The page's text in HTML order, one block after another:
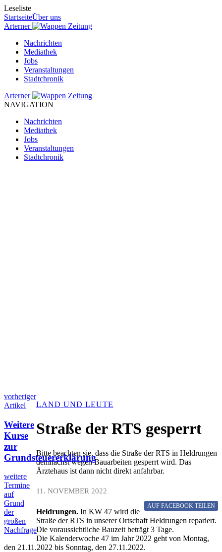
Leseliste
StartseiteÜber uns
Arterner
Zeitung
Nachrichten
Mediathek
Jobs
Veranstaltungen
Stadtchronik
Arterner
Zeitung
NAVIGATION
Nachrichten
Mediathek
Jobs
Veranstaltungen
Stadtchronik
vorheriger
Artikel
Weitere
Kurse
zur
Grundsteuererklärung
weitere
Termine
auf
Grund
der
großen
Nachfrage
LAND UND LEUTE
Straße der RTS gesperrt
Bitte beachten sie, dass die Straße der RTS in Heldrungen
demnächst wegen Bauarbeiten gesperrt wird. Das
Ärztehaus ist dann nicht direkt anfahrbar.
11. NOVEMBER 2022
AUF FACEBOOK TEILEN
Heldrungen. In KW 47 wird die
Straße der RTS in unserer Ortschaft Heldrungen repariert.
Die voraussichtliche Bauzeit beträgt 3 Tage.
Die Kalenderwoche 47 im Jahr 2022 geht von Montag,
den 21.11.2022 bis Sonntag, den 27.11.2022.